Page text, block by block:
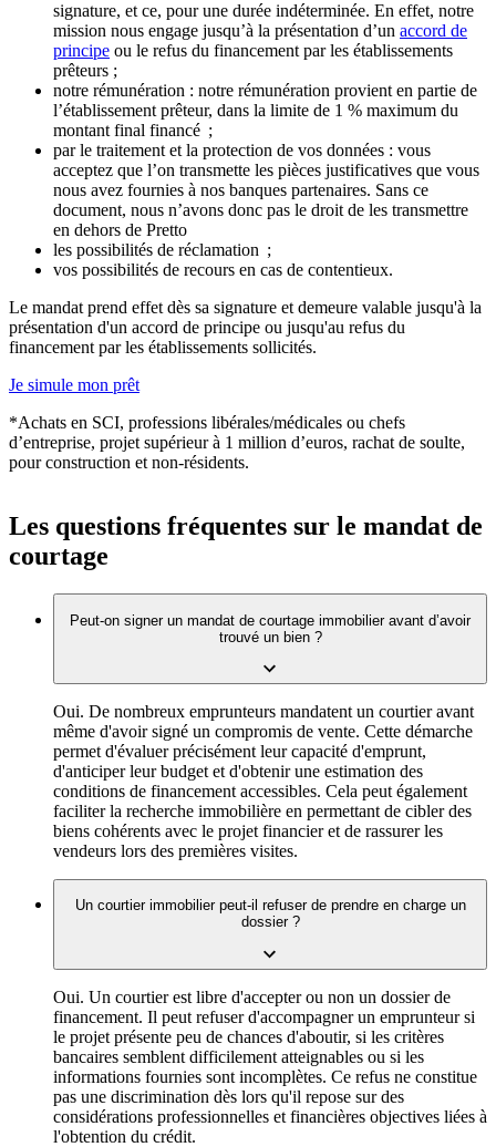
signature, et ce, pour une durée indéterminée. En effet, notre
mission nous engage jusqu’à la présentation d’un accord de
principe ou le refus du financement par les établissements
prêteurs ;
notre rémunération : notre rémunération provient en partie de
l’établissement prêteur, dans la limite de 1 % maximum du
montant final financé ;
par le traitement et la protection de vos données : vous
acceptez que l’on transmette les pièces justificatives que vous
nous avez fournies à nos banques partenaires. Sans ce
document, nous n’avons donc pas le droit de les transmettre
en dehors de Pretto
les possibilités de réclamation ;
vos possibilités de recours en cas de contentieux.
Le mandat prend effet dès sa signature et demeure valable jusqu'à la
présentation d'un accord de principe ou jusqu'au refus du
financement par les établissements sollicités.
Je simule mon prêt
*Achats en SCI, professions libérales/médicales ou chefs
d’entreprise, projet supérieur à 1 million d’euros, rachat de soulte,
pour construction et non-résidents.
Les questions fréquentes sur le mandat de
courtage
Peut-on signer un mandat de courtage immobilier avant d’avoir
trouvé un bien ?
Oui. De nombreux emprunteurs mandatent un courtier avant
même d'avoir signé un compromis de vente. Cette démarche
permet d'évaluer précisément leur capacité d'emprunt,
d'anticiper leur budget et d'obtenir une estimation des
conditions de financement accessibles. Cela peut également
faciliter la recherche immobilière en permettant de cibler des
biens cohérents avec le projet financier et de rassurer les
vendeurs lors des premières visites.
Un courtier immobilier peut-il refuser de prendre en charge un
dossier ?
Oui. Un courtier est libre d'accepter ou non un dossier de
financement. Il peut refuser d'accompagner un emprunteur si
le projet présente peu de chances d'aboutir, si les critères
bancaires semblent difficilement atteignables ou si les
informations fournies sont incomplètes. Ce refus ne constitue
pas une discrimination dès lors qu'il repose sur des
considérations professionnelles et financières objectives liées à
l'obtention du crédit.